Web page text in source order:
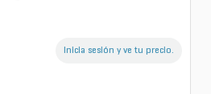
Inicia sesión y ve tu precio.